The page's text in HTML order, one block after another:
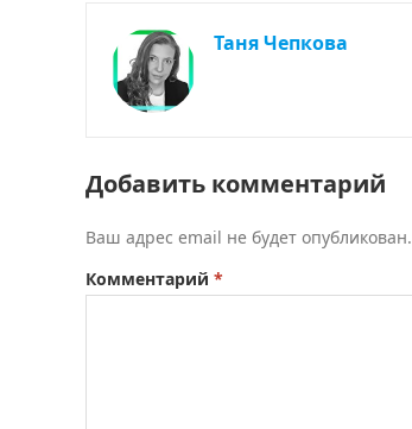
Таня Чепкова
Добавить комментарий
Ваш адрес email не будет опубликован.
Комментарий *